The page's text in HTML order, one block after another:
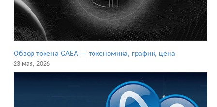
Обзор токена GAEA — токеномика, график, цена
23 мая, 2026